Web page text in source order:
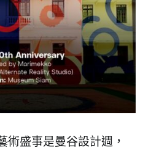
術盛事是曼谷設計週，